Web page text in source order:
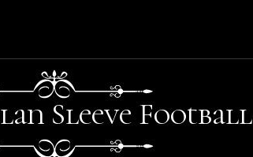
Sleeve FootballTe